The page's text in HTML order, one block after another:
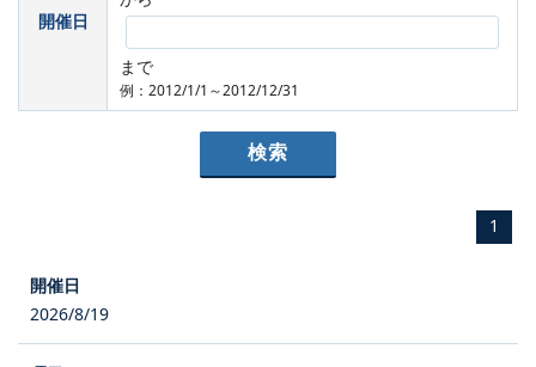
開催日
まで
例：2012/1/1～2012/12/31
1
2026/8/19